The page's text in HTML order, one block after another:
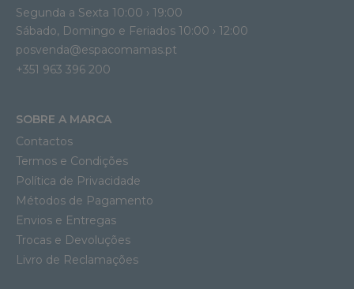
Segunda a Sexta 10:00 › 19:00
Sábado, Domingo e Feriados 10:00 › 12:00
posvenda@espacomamas.pt
+351 963 396 200
SOBRE A MARCA
Contactos
Termos e Condições
Política de Privacidade
Métodos de Pagamento
Envios e Entregas
Trocas e Devoluções
Livro de Reclamações